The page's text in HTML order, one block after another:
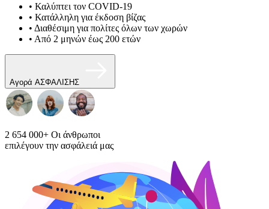
• Καλύπτει τον COVID-19
• Κατάλληλη για έκδοση βίζας
• Διαθέσιμη για πολίτες όλων των χωρών
• Από 2 μηνών έως 200 ετών
Αγορά ΑΣΦΑΛΙΣΗΣ
2 654 000+ Οι άνθρωποι
επιλέγουν την ασφάλειά μας